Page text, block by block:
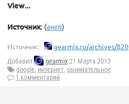
View...
Источник: (англ)
Источник: gearmix.ru/archives/820
Добавил gearmix21 Марта 2013
google, интернет, занимательное
1 комментарий